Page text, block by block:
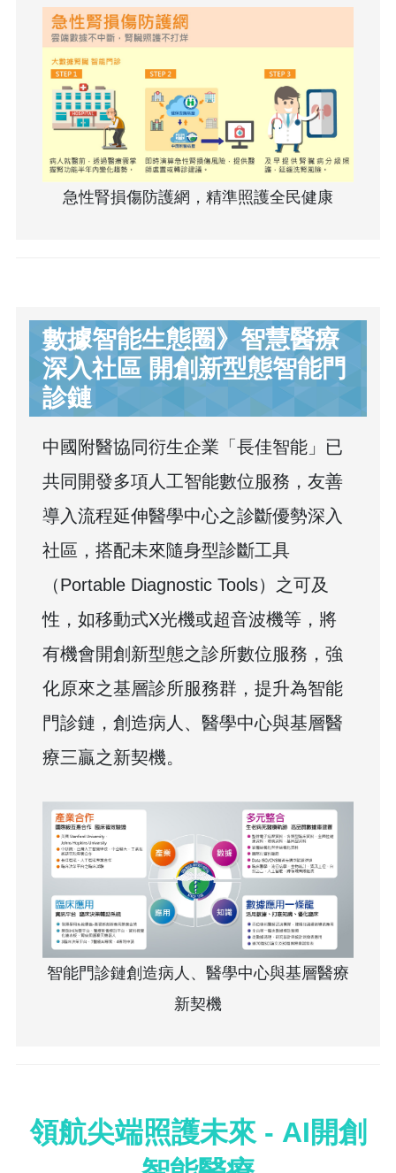
急性腎損傷防護網，精準照護全民健康
數據智能生態圈》智慧醫療
深入社區 開創新型態智能門
診鏈
中國附醫協同衍生企業「長佳智能」已
共同開發多項人工智能數位服務，友善
導入流程延伸醫學中心之診斷優勢深入
社區，搭配未來隨身型診斷工具
（Portable Diagnostic Tools）之可及
性，如移動式X光機或超音波機等，將
有機會開創新型態之診所數位服務，強
化原來之基層診所服務群，提升為智能
門診鏈，創造病人、醫學中心與基層醫
療三贏之新契機。
智能門診鏈創造病人、醫學中心與基層醫療
新契機
領航尖端照護未來 - AI開創